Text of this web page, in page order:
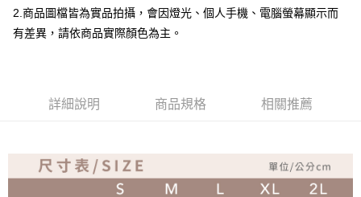
付款後全家取貨
免運費
2.商品圖檔皆為實品拍攝，會因燈光、個人手機、電腦螢幕顯示而
有差異，請依商品實際顏色為主。
詳細說明 商品規格 相關推薦